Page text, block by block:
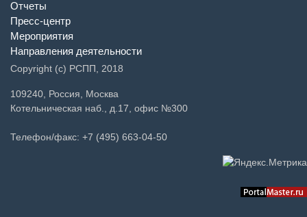
Отчеты
Пресс-центр
Мероприятия
Направления деятельности
Copyright (c) РСПП, 2018
109240, Россия, Москва
Котельническая наб., д.17, офис №300
Телефон/факс: +7 (495) 663-04-50